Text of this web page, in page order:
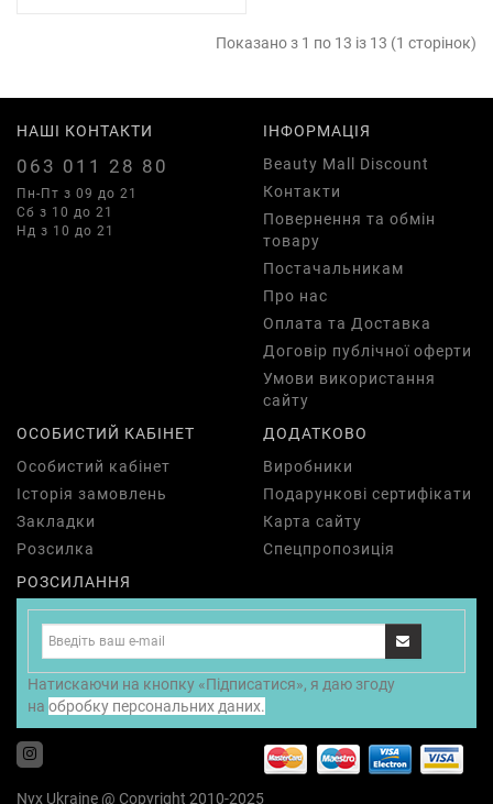
Показано з 1 по 13 із 13 (1 сторінок)
НАШІ КОНТАКТИ
063 011 28 80
Пн-Пт з 09 до 21
Сб з 10 до 21
Нд з 10 до 21
ІНФОРМАЦІЯ
Beauty Mall Discount
Контакти
Повернення та обмін
товару
Постачальникам
Про нас
Оплата та Доставка
Договір публічної оферти
Умови використання
сайту
ОСОБИСТИЙ КАБІНЕТ
Особистий кабінет
Історія замовлень
Закладки
Розсилка
ДОДАТКОВО
Виробники
Подарункові сертифікати
Карта сайту
Спецпропозиція
РОЗСИЛАННЯ
Натискаючи на кнопку «Підписатися», я даю згоду
на обробку персональних даних.
Nyx Ukraine @ Copyright 2010-2025